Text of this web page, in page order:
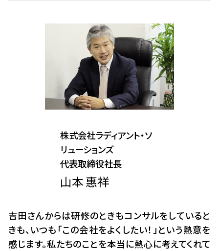
株式会社ラディアント・ソ
リューションズ
代表取締役社長
山本 惠祥
吉田さんからは研修のときもコンサルをしていると
きも、いつも「この会社をよくしたい！」という熱意を
感じます。私たちのことを本当に熱心に考えてくれて